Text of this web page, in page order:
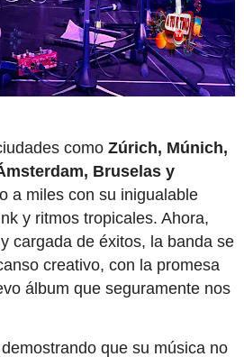
como Zúrich, Múnich,
Bruselas y
a miles con su inigualable
y ritmos tropicales. Ahora,
cargada de éxitos, la banda se
creativo, con la promesa
álbum que seguramente nos
que su música no